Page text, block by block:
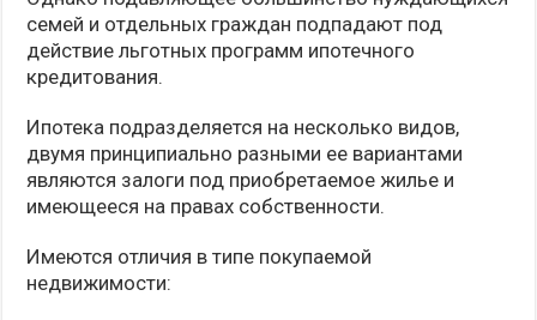
семей и отдельных граждан подпадают под
действие льготных программ ипотечного
кредитования.
Ипотека подразделяется на несколько видов,
двумя принципиально разными ее вариантами
являются залоги под приобретаемое жилье и
имеющееся на правах собственности.
Имеются отличия в типе покупаемой
недвижимости: